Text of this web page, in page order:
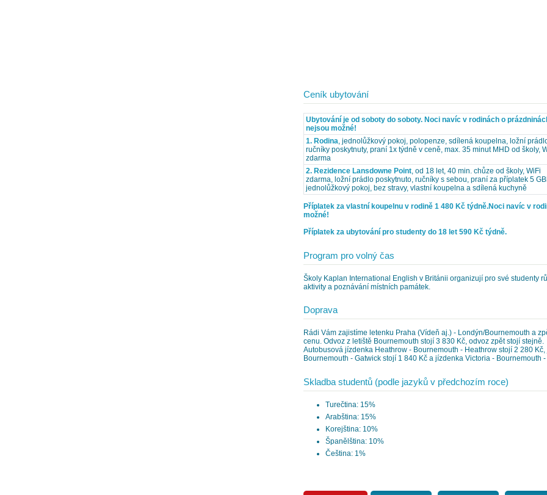
Ceník ubytování
Ubytování je od soboty do soboty. Noci navíc v rodinách o
nejsou možné!
1. Rodina, jednolůžkový pokoj, polopenze, sdílená koupelna, ložní
ručníky poskytnuty, praní 1x týdně v ceně, max. 35 minut MHD od školy,
zdarma
2. Rezidence Lansdowne Point, od 18 let, 40 min. chůze od školy, WiFi
zdarma, ložní prádlo poskytnuto, ručníky s sebou, praní za příplatek 5
jednolůžkový pokoj, bez stravy, vlastní koupelna a sdílená kuchyně
Příplatek za vlastní koupelnu v rodině 1 480 Kč týdně.Noci navíc v
možné!
Příplatek za ubytování pro studenty do 18 let 590 Kč týdně.
Program pro volný čas
Školy Kaplan International English v Británii organizují pro své studenty
aktivity a poznávání místních památek.
Doprava
Rádi Vám zajistíme letenku Praha (Vídeň aj.) - Londýn/Bournemouth a
cenu. Odvoz z letiště Bournemouth stojí 3 830 Kč, odvoz zpět stojí stejně.
Autobusová jízdenka Heathrow - Bournemouth - Heathrow stojí 2 280
Bournemouth - Gatwick stojí 1 840 Kč a jízdenka Victoria - Bournemouth
Skladba studentů (podle jazyků v předchozím roce)
Turečtina: 15%
Arabština: 15%
Korejština: 10%
Španělština: 10%
Čeština: 1%